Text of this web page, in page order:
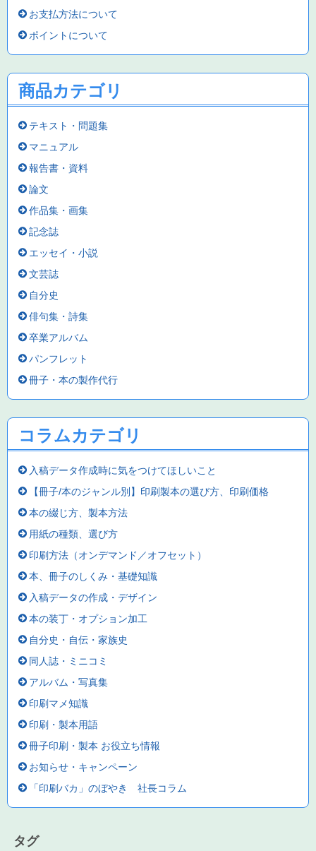
お支払方法について
ポイントについて
商品カテゴリ
テキスト・問題集
マニュアル
報告書・資料
論文
作品集・画集
記念誌
エッセイ・小説
文芸誌
自分史
俳句集・詩集
卒業アルバム
パンフレット
冊子・本の製作代行
コラムカテゴリ
入稿データ作成時に気をつけてほしいこと
【冊子/本のジャンル別】印刷製本の選び方、印刷価格
本の綴じ方、製本方法
用紙の種類、選び方
印刷方法（オンデマンド／オフセット）
本、冊子のしくみ・基礎知識
入稿データの作成・デザイン
本の装丁・オプション加工
自分史・自伝・家族史
同人誌・ミニコミ
アルバム・写真集
印刷マメ知識
印刷・製本用語
冊子印刷・製本 お役立ち情報
お知らせ・キャンペーン
「印刷バカ」のぼやき 社長コラム
タグ